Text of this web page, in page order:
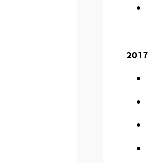
2017